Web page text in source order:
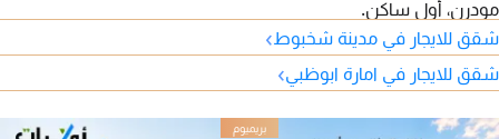
مودرن، أول ساكن.
شقق للايجار في مدينة شخبوط›
شقق للايجار في امارة ابوظبي›